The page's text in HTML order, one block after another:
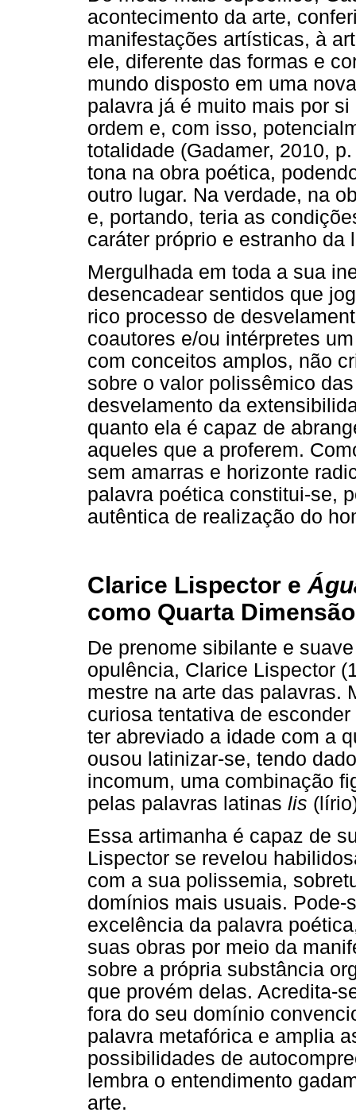
acontecimento da arte,
manifestações artísticas, à
ele, diferente das formas e
mundo disposto em uma
palavra já é muito mais por
ordem e, com isso,
totalidade (Gadamer, 2010,
tona na obra poética,
outro lugar. Na verdade, na
e, portando, teria as
caráter próprio e estranho da
Mergulhada em toda a sua
desencadear sentidos que
rico processo de
coautores e/ou intérpretes
com conceitos amplos, não
sobre o valor polissêmico
desvelamento da
quanto ela é capaz de
aqueles que a proferem.
sem amarras e horizonte
palavra poética constitui-se,
autêntica de realização do
Clarice Lispector e
como Quarta Dimensão
De prenome sibilante e
opulência, Clarice Lispector
mestre na arte das palavras.
curiosa tentativa de
ter abreviado a idade com a
ousou latinizar-se, tendo
incomum, uma combinação
pelas palavras latinas lis
Essa artimanha é capaz de
Lispector se revelou
com a sua polissemia,
domínios mais usuais.
excelência da palavra
suas obras por meio da
sobre a própria substância
que provém delas. Acredita-
fora do seu domínio
palavra metafórica e amplia
possibilidades de
lembra o entendimento
arte.